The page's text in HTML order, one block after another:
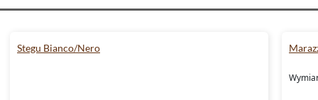
Stegu Bianco/Nero